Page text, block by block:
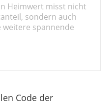
Heimwert misst nicht
sondern auch
weitere spannende
Code der